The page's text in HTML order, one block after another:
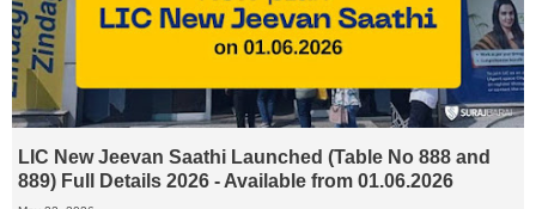
LIC New Jeevan Saathi Launched (Table No 888 and
889) Full Details 2026 - Available from 01.06.2026